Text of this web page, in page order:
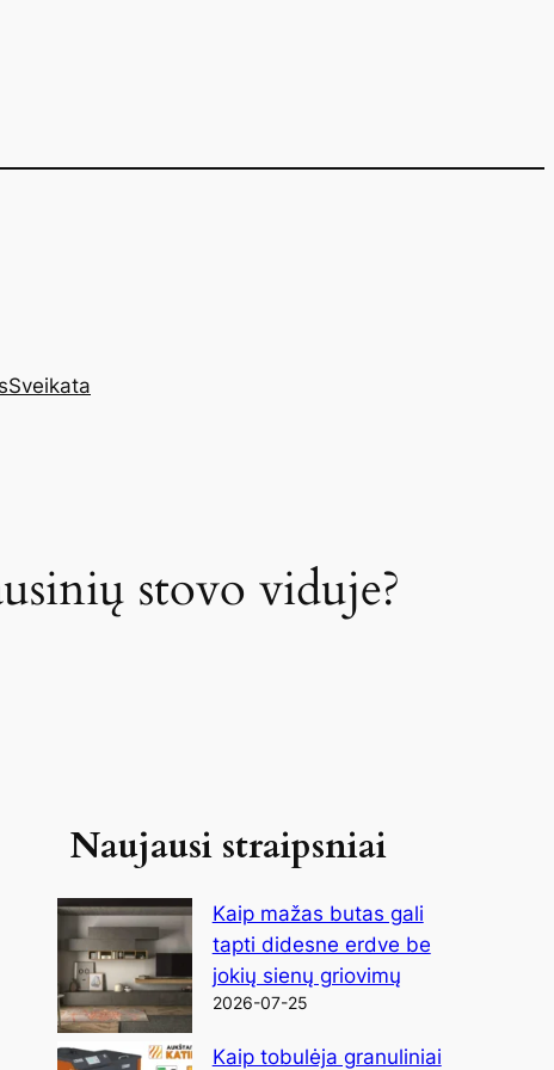
Sveikata
stovo viduje?
Naujausi straipsniai
Kaip mažas butas gali
tapti didesne erdve be
jokių sienų griovimų
2026-07-25
Kaip tobulėja granuliniai